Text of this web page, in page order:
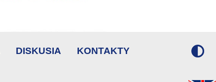
DISKUSIA KONTAKTY